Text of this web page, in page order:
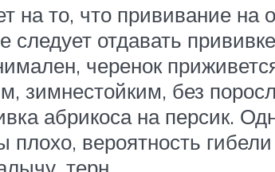
на то, что прививание на
следует отдавать
черенок
зимнестойким, без
абрикоса на персик.
плохо, вероятность
терн.